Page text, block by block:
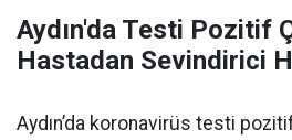
Aydın'da Testi Pozitif
Hastadan Sevindirici
Aydın’da koronavirüs testi